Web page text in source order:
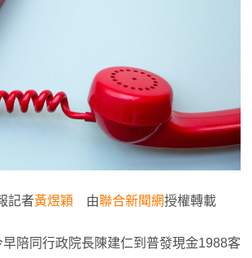
記者黃煜穎 由聯合新聞網授權轉載
陪同行政院長陳建仁到普發現金1988客